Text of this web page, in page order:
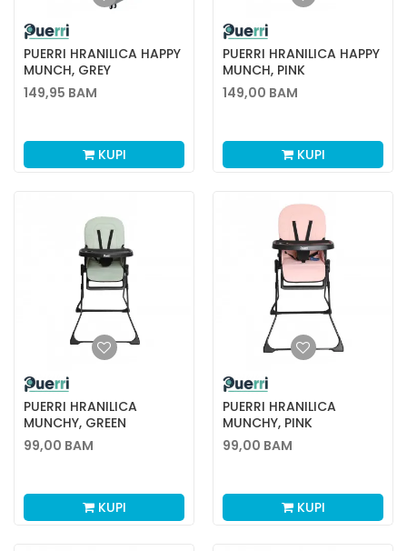
PUERRI HRANILICA HAPPY
MUNCH, GREY
149,95 BAM
KUPI
PUERRI HRANILICA HAPPY
MUNCH, PINK
149,00 BAM
KUPI
PUERRI HRANILICA
MUNCHY, GREEN
99,00 BAM
KUPI
PUERRI HRANILICA
MUNCHY, PINK
99,00 BAM
KUPI